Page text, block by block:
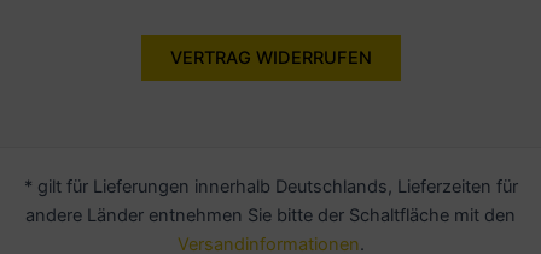
VERTRAG WIDERRUFEN
* gilt für Lieferungen innerhalb Deutschlands, Lieferzeiten für
andere Länder entnehmen Sie bitte der Schaltfläche mit den
Versandinformationen.